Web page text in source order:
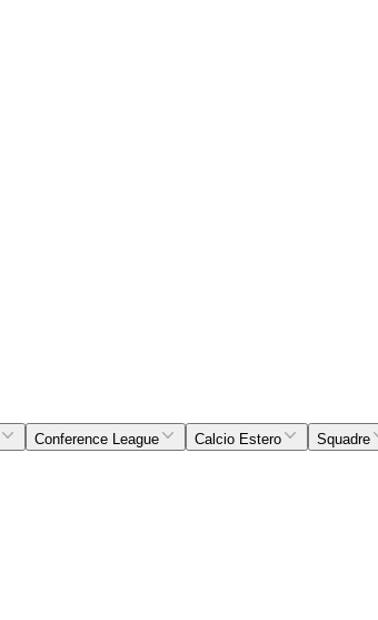
Conference League Calcio Estero Squadre